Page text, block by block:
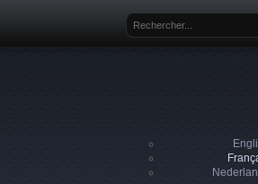
Formulaire